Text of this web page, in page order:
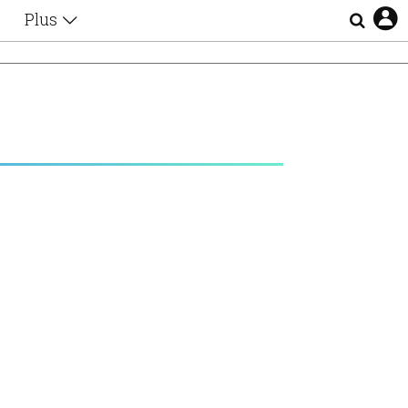
Plus